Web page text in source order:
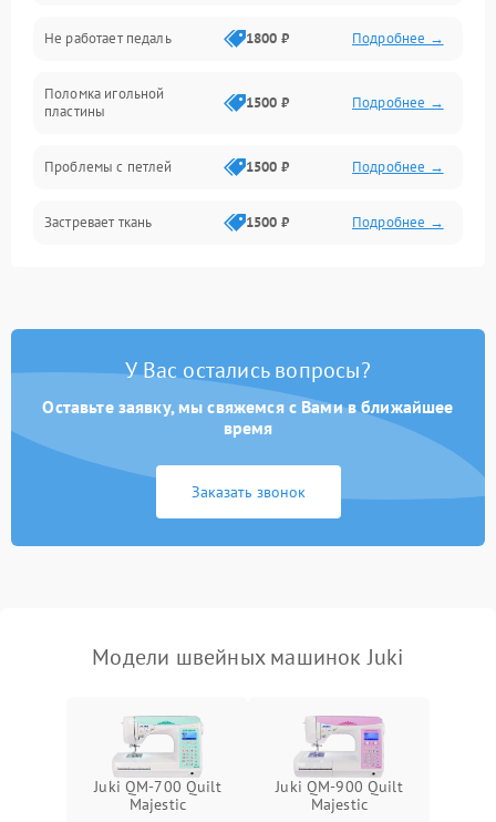
Игловодитель и механизмы
Не работает педаль 1800 ₽ Подробнее →
Поломка игольной
пластины
1500 ₽ Подробнее →
Проблемы с петлей 1500 ₽ Подробнее →
Застревает ткань 1500 ₽ Подробнее →
Не работают кнопки
У Вас остались вопросы?
Оставьте заявку, мы свяжемся с Вами в ближайшее
время
Заказать звонок
Модели швейных машинок Juki
Juki QM-700 Quilt
Majestic
Juki QM-900 Quilt
Majestic